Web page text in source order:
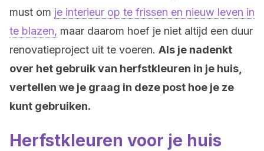
must om je interieur op te frissen en nieuw leven in
te blazen, maar daarom hoef je niet altijd een duur
renovatieproject uit te voeren. Als je nadenkt
over het gebruik van herfstkleuren in je huis,
vertellen we je graag in deze post hoe je ze
kunt gebruiken.
Herfstkleuren voor je huis